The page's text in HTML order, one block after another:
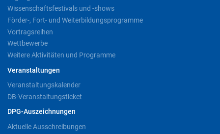
Wissenschaftsfestivals und -shows
Förder-, Fort- und Weiterbildungsprogramme
Vortragsreihen
Wettbewerbe
Weitere Aktivitäten und Programme
Veranstaltungen
Veranstaltungskalender
DB-Veranstaltungsticket
DPG-Auszeichnungen
Aktuelle Ausschreibungen